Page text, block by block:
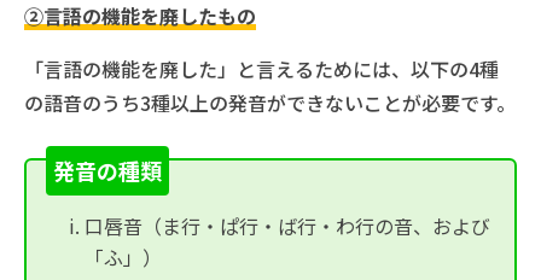
②言語の機能を廃したもの
「言語の機能を廃した」と言えるためには、以下の4種
の語音のうち3種以上の発音ができないことが必要です。
発音の種類
口唇音（ま行・ぱ行・ば行・わ行の音、および
「ふ」）